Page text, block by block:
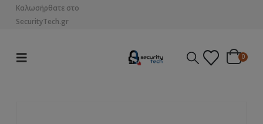
Καλωσήρθατε στο
SecurityTech.gr
0